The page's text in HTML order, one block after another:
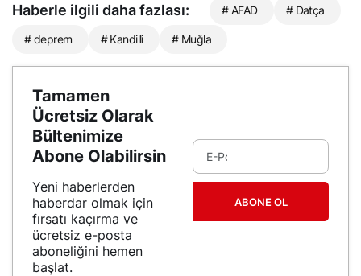
Haberle ilgili daha fazlası: # AFAD # Datça
# deprem # Kandilli # Muğla
Tamamen
Ücretsiz Olarak
Bültenimize
Abone Olabilirsin
Yeni haberlerden
haberdar olmak için
fırsatı kaçırma ve
ücretsiz e-posta
aboneliğini hemen
başlat.
ABONE OL